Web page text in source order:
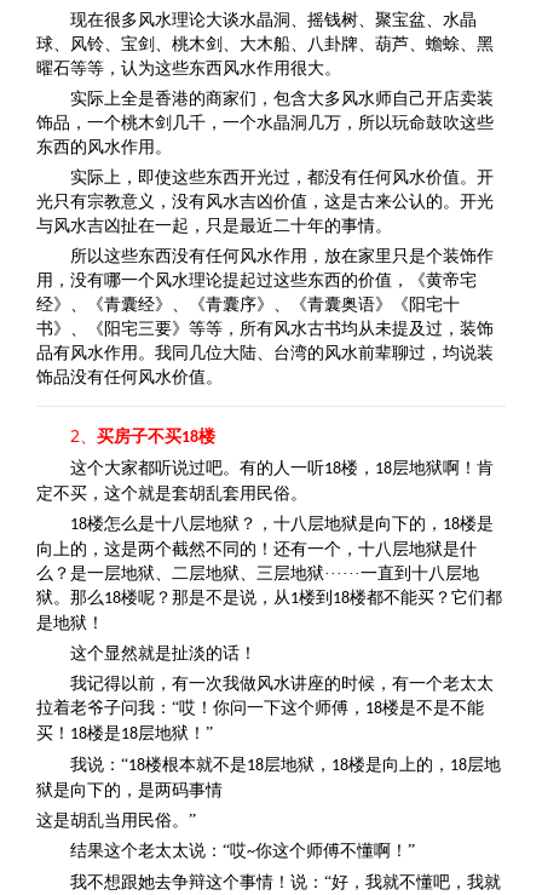
现在很多风水理论大谈水晶洞、摇钱树、聚宝盆、水晶
球、风铃、宝剑、桃木剑、大木船、八卦牌、葫芦、蟾蜍、黑
曜石等等，认为这些东西风水作用很大。
实际上全是香港的商家们，包含大多风水师自己开店卖装
饰品，一个桃木剑几千，一个水晶洞几万，所以玩命鼓吹这些
东西的风水作用。
实际上，即使这些东西开光过，都没有任何风水价值。开
光只有宗教意义，没有风水吉凶价值，这是古来公认的。开光
与风水吉凶扯在一起，只是最近二十年的事情。
所以这些东西没有任何风水作用，放在家里只是个装饰作
用，没有哪一个风水理论提起过这些东西的价值，《黄帝宅
经》、《青囊经》、《青囊序》、《青囊奥语》《阳宅十
书》、《阳宅三要》等等，所有风水古书均从未提及过，装饰
品有风水作用。我同几位大陆、台湾的风水前辈聊过，均说装
饰品没有任何风水价值。
2、 买房子不买18楼
这个大家都听说过吧。有的人一听18楼， 18层地狱啊！肯
定不买，这个就是套胡乱套用民俗。
18楼怎么是十八层地狱？，十八层地狱是向下的， 18楼是
向上的，这是两个截然不同的！还有一个，十八层地狱是什
么？是一层地狱、二层地狱、三层地狱······一直到十八层地
狱。那么 18楼呢？那是不是说，从 1楼到 18楼都不能买？它们都
是地狱！
这个显然就是扯淡的话！
我记得以前，有一次我做风水讲座的时候，有一个老太太
拉着老爷子问我：“哎！你问一下这个师傅， 18楼是不是不能
买！ 18楼是18层地狱！”
我说：“18楼根本就不是18层地狱， 18楼是向上的， 18层地
狱是向下的，是两码事情
这是胡乱当用民俗。”
结果这个老太太说：“哎~你这个师傅不懂啊！”
我不想跟她去争辩这个事情！说：“好，我就不懂吧，我就